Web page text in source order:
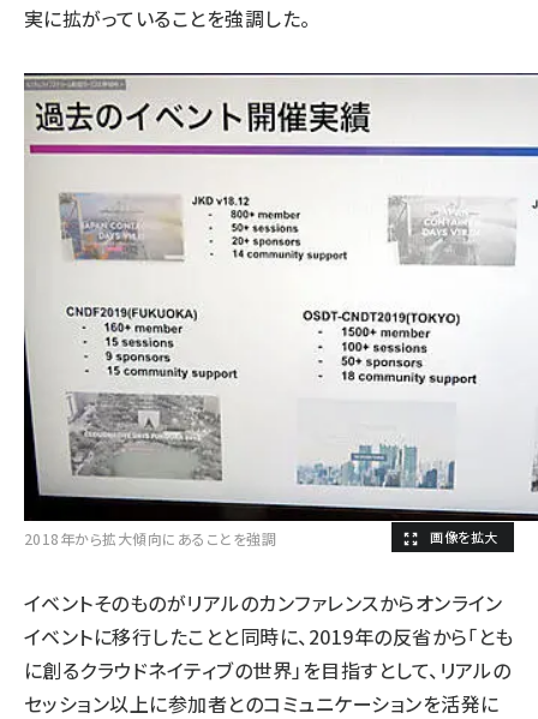
実に拡がっていることを強調した。
2018年から拡大傾向にあることを強調
イベントそのものがリアルのカンファレンスからオンライン
イベントに移行したことと同時に、2019年の反省から「とも
に創るクラウドネイティブの世界」を目指すとして、リアルの
セッション以上に参加者とのコミュニケーションを活発に